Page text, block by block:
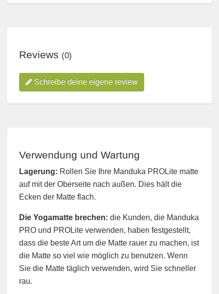
Reviews (0)
Schreibe deine eigene review
Verwendung und Wartung
Lagerung: Rollen Sie Ihre Manduka PROLite matte
auf mit der Oberseite nach außen. Dies hält die
Ecken der Matte flach.
Die Yogamatte brechen: die Kunden, die Manduka
PRO und PROLite verwenden, haben festgestellt,
dass die beste Art um die Matte rauer zu machen, ist
die Matte so viel wie möglich zu benutzen. Wenn
Sie die Matte täglich verwenden, wird Sie schneller
rau.